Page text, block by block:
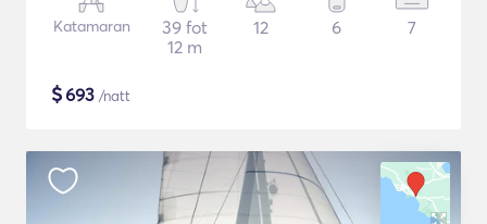
Katamaran
39 fot
12 m
12 6 7
$693 /natt